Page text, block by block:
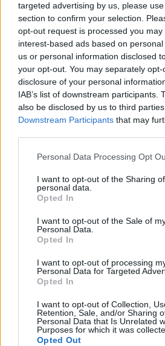
targeted advertising by us, please
section to confirm your selection.
opt-out request is processed you may
interest-based ads based on
us or personal information disclosed
your opt-out. You may separately
disclosure of your personal
IAB’s list of downstream participants.
also be disclosed by us to third
Downstream Participants that may
Personal Data Processing Opt
I want to opt-out of the Sharing
personal data.
Opted In
I want to opt-out of the Sale of
Personal Data.
Opted In
I want to opt-out of processing
Personal Data for Targeted
Opted In
I want to opt-out of Collection,
Retention, Sale, and/or Sharing
Personal Data that Is Unrelated
Purposes for which it was
Opted Out
GALLETTI
AURELIO E C.
SNC
non pervenuto
TOP SINGLE
SERVICE SRL
25-50 milioni
ACETIFICIO
BRIVIO S.R.L.
2-5 milioni
OLIBAR SRL
ACETIFICIO
MENGAZZOLI
S.N.C. DI
MENGAZZOLI
non pervenuto
ARIOSTO S.P.A.
AROMATICA
5-10 milioni
PRODOTTI ORCO
SRL SOC. ALIM. H
ELVETIA CON
UNICO SOCIO
5-10 milioni